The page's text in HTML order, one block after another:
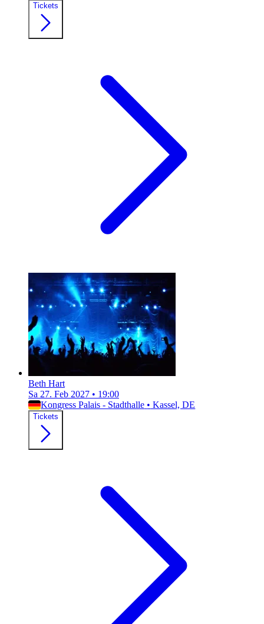
Tickets
Beth Hart
Sa 27. Feb 2027 • 19:00
Kongress Palais - Stadthalle • Kassel, DE
Tickets